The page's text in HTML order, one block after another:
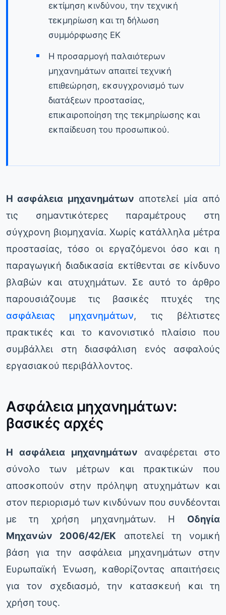
εκτίμηση κινδύνου, την τεχνική
τεκμηρίωση και τη δήλωση
συμμόρφωσης ΕΚ
Η προσαρμογή παλαιότερων
μηχανημάτων απαιτεί τεχνική
επιθεώρηση, εκσυγχρονισμό των
διατάξεων προστασίας,
επικαιροποίηση της τεκμηρίωσης και
εκπαίδευση του προσωπικού.
Η ασφάλεια μηχανημάτων αποτελεί μία από
τις σημαντικότερες παραμέτρους στη
σύγχρονη βιομηχανία. Χωρίς κατάλληλα μέτρα
προστασίας, τόσο οι εργαζόμενοι όσο και η
παραγωγική διαδικασία εκτίθενται σε κίνδυνο
βλαβών και ατυχημάτων. Σε αυτό το άρθρο
παρουσιάζουμε τις βασικές πτυχές της
ασφάλειας μηχανημάτων, τις βέλτιστες
πρακτικές και το κανονιστικό πλαίσιο που
συμβάλλει στη διασφάλιση ενός ασφαλούς
εργασιακού περιβάλλοντος.
Ασφάλεια μηχανημάτων:
βασικές αρχές
Η ασφάλεια μηχανημάτων αναφέρεται στο
σύνολο των μέτρων και πρακτικών που
αποσκοπούν στην πρόληψη ατυχημάτων και
στον περιορισμό των κινδύνων που συνδέονται
με τη χρήση μηχανημάτων. Η Οδηγία
Μηχανών 2006/42/ΕΚ αποτελεί τη νομική
βάση για την ασφάλεια μηχανημάτων στην
Ευρωπαϊκή Ένωση, καθορίζοντας απαιτήσεις
για τον σχεδιασμό, την κατασκευή και τη
χρήση τους.